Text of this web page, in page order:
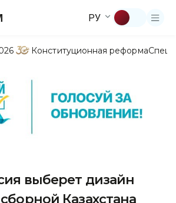
РУ
Конституционная реформа
выберет дизайн
Казахстана